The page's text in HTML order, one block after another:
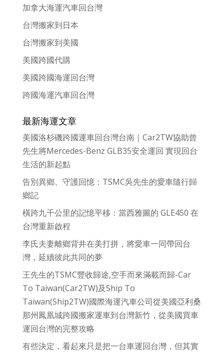
加拿大海運汽車回台灣
台灣搬家到日本
台灣搬家到美國
美國跨國代購
美國跨國海運回台灣
跨國海運汽車回台灣
最新海運文章
美國洛杉磯跨國運車回台灣台南｜Car2TW協助曾
先生將Mercedes-Benz GLB35安全運回 實現回台
生活的新起點
告別異鄉、守護回憶：TSMC吳先生的愛車隨行歸
鄉記
橫跨九千公里的記憶平移：當西雅圖的 GLE450 在
台灣重新啟程
李氏夫妻離鄉背井在美打拼，將愛車一同帶回台
灣，延續彼此共同的夢
王先生的TSMC豐收歸途,空手而來滿載而歸-Car
To Taiwan(Car2TW)及Ship To
Taiwan(Ship2TW)國際海運汽車公司從美國亞利桑
那州鳳凰城跨國搬家運車到台灣新竹，從美國買車
運回台灣的完整攻略
有些決定，看起來只是把一台車運回台灣，但其實